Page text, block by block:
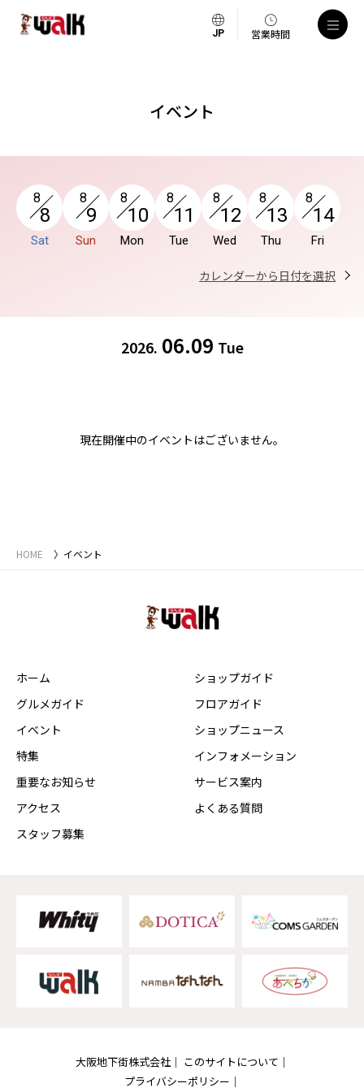
営業時間
イベント
8
8
Sat
8
9
Sun
8
10
Mon
8
11
Tue
8
12
Wed
8
13
Thu
8
14
Fri
カレンダーから日付を選択
2026. 06.09 Tue
現在開催中のイベントはございません。
HOME イベント
ホーム
グルメガイド
イベント
特集
重要なお知らせ
アクセス
スタッフ募集
ショップガイド
フロアガイド
ショップニュース
インフォメーション
サービス案内
よくある質問
大阪地下街株式会社
このサイトについて
プライバシーポリシー